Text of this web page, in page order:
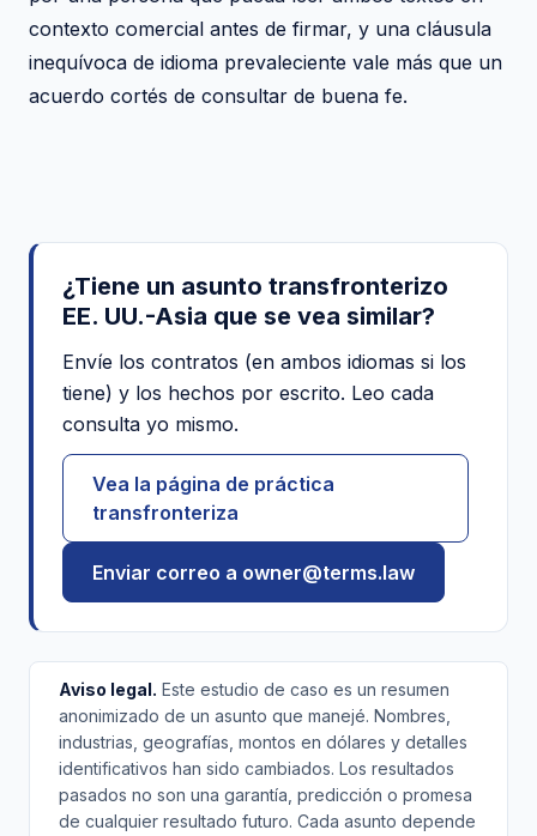
contexto comercial antes de firmar, y una cláusula
inequívoca de idioma prevaleciente vale más que un
acuerdo cortés de consultar de buena fe.
¿Tiene un asunto transfronterizo
EE. UU.-Asia que se vea similar?
Envíe los contratos (en ambos idiomas si los
tiene) y los hechos por escrito. Leo cada
consulta yo mismo.
Vea la página de práctica
transfronteriza
Enviar correo a owner@terms.law
Aviso legal. Este estudio de caso es un resumen
anonimizado de un asunto que manejé. Nombres,
industrias, geografías, montos en dólares y detalles
identificativos han sido cambiados. Los resultados
pasados no son una garantía, predicción o promesa
de cualquier resultado futuro. Cada asunto depende